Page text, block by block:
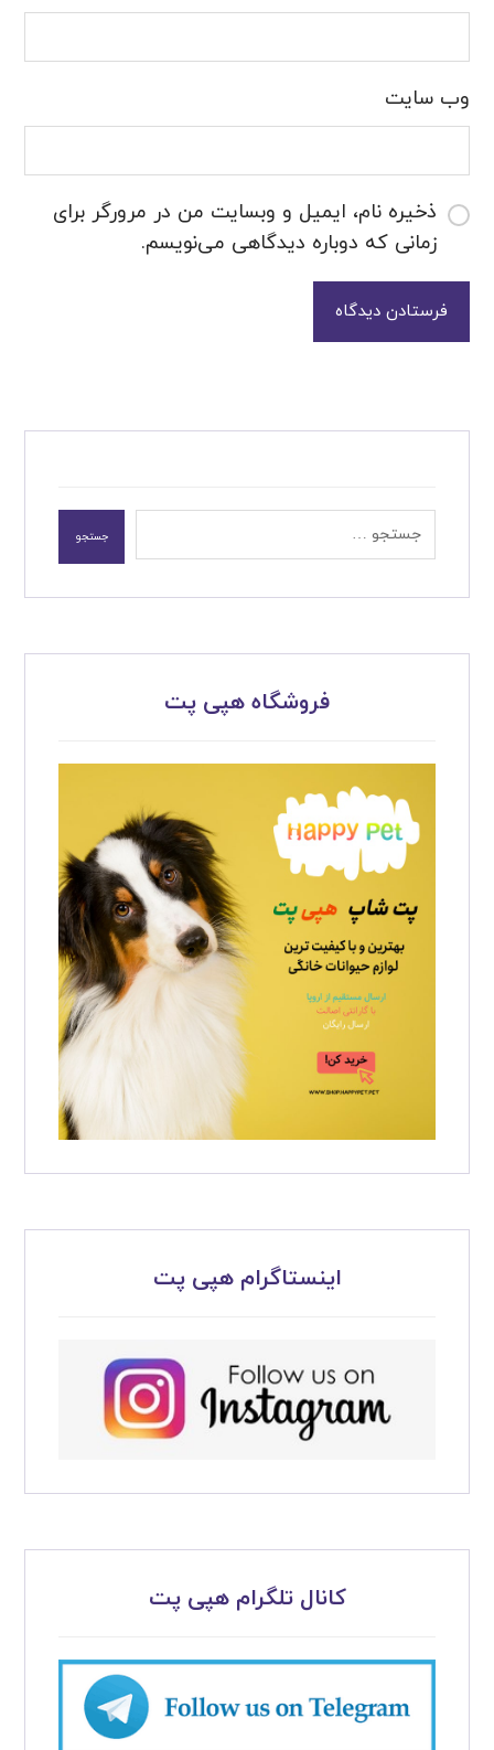
وب‌ سایت
ذخیره نام، ایمیل و وبسایت من در مرورگر برای
زمانی که دوباره دیدگاهی می‌نویسم.
فرستادن دیدگاه
جستجو
فروشگاه هپی پت
اینستاگرام هپی پت
کانال تلگرام هپی پت